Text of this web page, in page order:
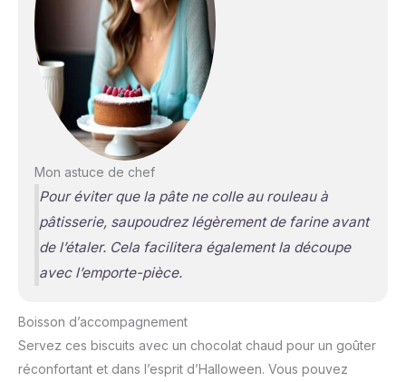
Mon astuce de chef
Pour éviter que la pâte ne colle au rouleau à
pâtisserie, saupoudrez légèrement de farine avant
de l’étaler. Cela facilitera également la découpe
avec l’emporte-pièce.
Boisson d’accompagnement
Servez ces biscuits avec un chocolat chaud pour un goûter
réconfortant et dans l’esprit d’Halloween. Vous pouvez